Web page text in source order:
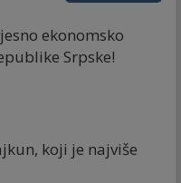
ekonomsko
Srpske!
koji je najviše